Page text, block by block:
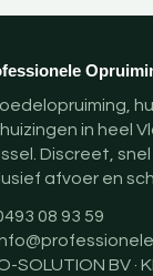
in heel
Discreet,
afvoer en
08 93 59
SOLUTION BV ·